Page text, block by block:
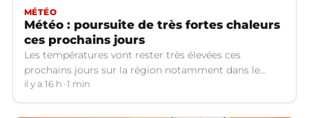
MÉTÉO
Météo : poursuite de très fortes chaleurs
ces prochains jours
Les températures vont rester très élevées ces
prochains jours sur la région notamment dans le
Languedoc.
il y a 16 h 1 min